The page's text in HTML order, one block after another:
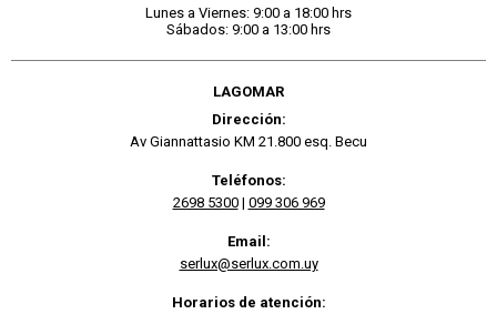
Lunes a Viernes: 9:00 a 18:00 hrs
Sábados: 9:00 a 13:00 hrs
LAGOMAR
Dirección:
Av Giannattasio KM 21.800 esq. Becu
Teléfonos:
2698 5300| 099 306 969
Email:
serlux@serlux.com.uy
Horarios de atención: